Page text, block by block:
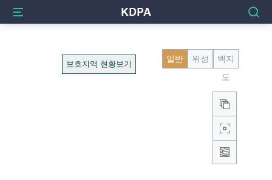
보호지역 현황보기
일반 위성
백지
도